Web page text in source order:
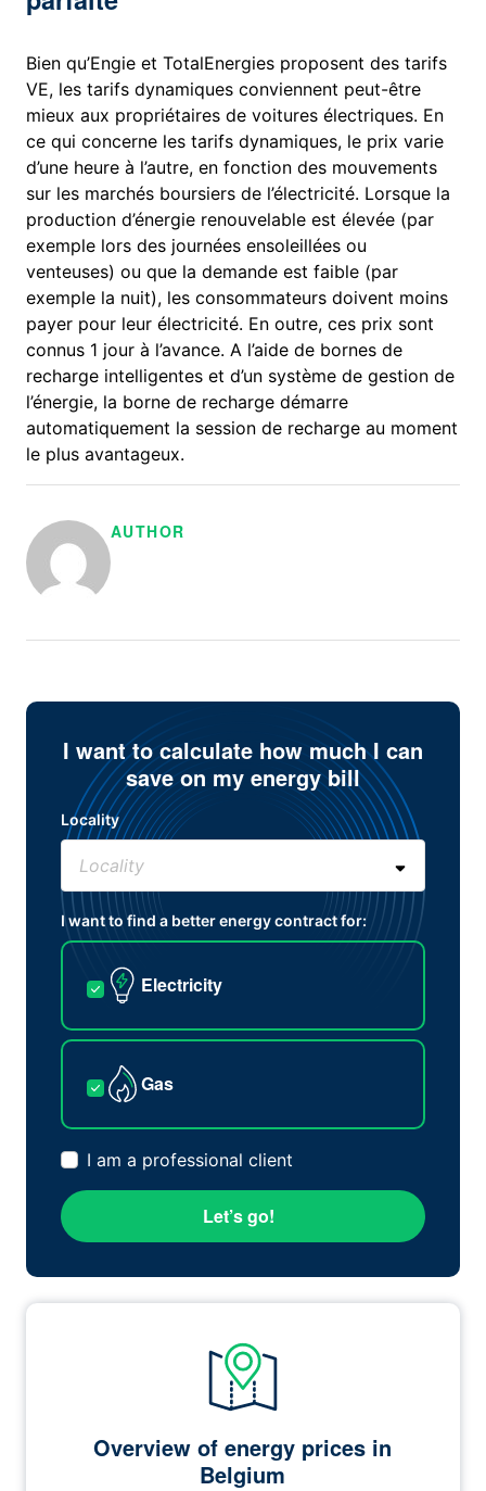
Bien qu’Engie et TotalEnergies proposent des tarifs
VE, les tarifs dynamiques conviennent peut-être
mieux aux propriétaires de voitures électriques. En
ce qui concerne les tarifs dynamiques, le prix varie
d’une heure à l’autre, en fonction des mouvements
sur les marchés boursiers de l’électricité. Lorsque la
production d’énergie renouvelable est élevée (par
exemple lors des journées ensoleillées ou
venteuses) ou que la demande est faible (par
exemple la nuit), les consommateurs doivent moins
payer pour leur électricité. En outre, ces prix sont
connus 1 jour à l’avance. A l’aide de bornes de
recharge intelligentes et d’un système de gestion de
l’énergie, la borne de recharge démarre
automatiquement la session de recharge au moment
le plus avantageux.
AUTHOR
I want to calculate how much I can
save on my energy bill
Locality
I want to find a better energy contract for:
Electricity
Gas
I am a professional client
Let’s go!
Overview of energy prices in
Belgium